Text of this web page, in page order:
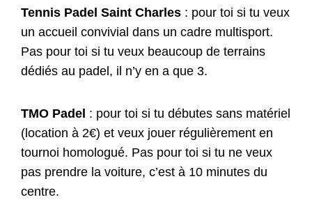
Tennis Padel Saint Charles : pour toi si tu veux
un accueil convivial dans un cadre multisport.
Pas pour toi si tu veux beaucoup de terrains
dédiés au padel, il n’y en a que 3.
TMO Padel : pour toi si tu débutes sans matériel
(location à 2€) et veux jouer régulièrement en
tournoi homologué. Pas pour toi si tu ne veux
pas prendre la voiture, c’est à 10 minutes du
centre.